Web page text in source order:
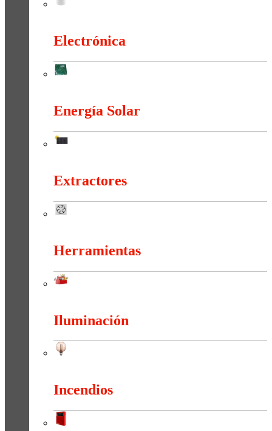
Electrónica
Energía Solar
Extractores
Herramientas
Iluminación
Incendios